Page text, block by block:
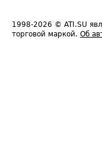
1998-2026 © ATI.SU
торговой маркой. Об